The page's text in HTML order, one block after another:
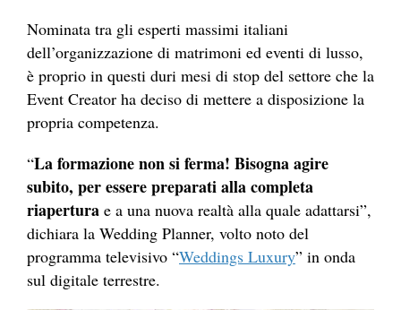
Nominata tra gli esperti massimi italiani
dell’organizzazione di matrimoni ed eventi di lusso,
è proprio in questi duri mesi di stop del settore che la
Event Creator ha deciso di mettere a disposizione la
propria competenza.
“La formazione non si ferma! Bisogna agire
subito, per essere preparati alla completa
riapertura e a una nuova realtà alla quale adattarsi”,
dichiara la Wedding Planner, volto noto del
programma televisivo “Weddings Luxury” in onda
sul digitale terrestre.